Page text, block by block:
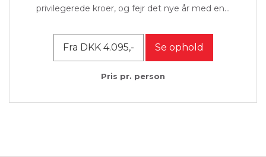
privilegerede kroer, og fejr det nye år med en...
Fra DKK 4.095,- Se ophold
Pris pr. person